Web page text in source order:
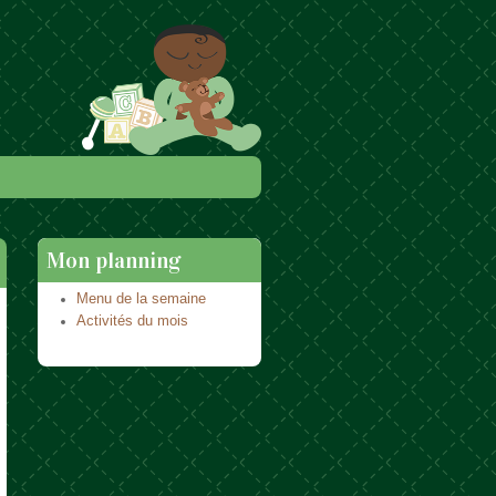
Mon planning
Menu de la semaine
Activités du mois